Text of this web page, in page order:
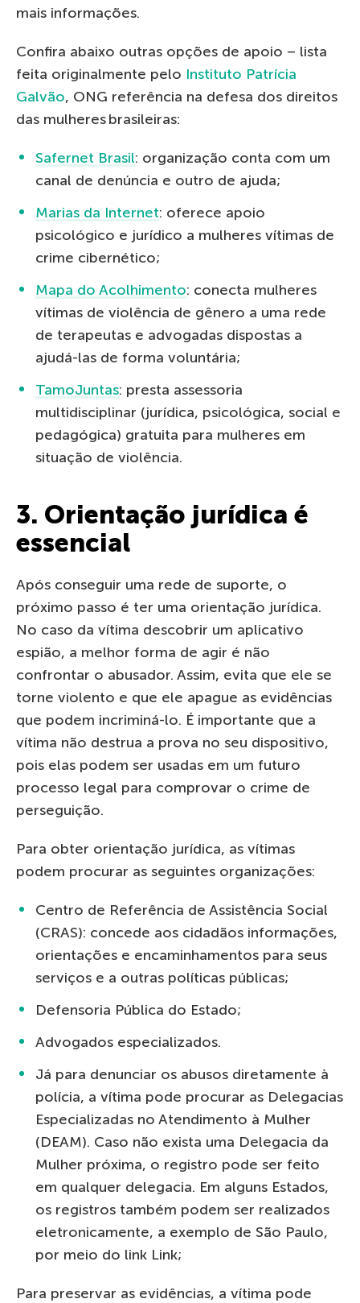
mais informações.
Confira abaixo outras opções de apoio – lista
feita originalmente pelo Instituto Patrícia
Galvão, ONG referência na defesa dos direitos
das mulheres brasileiras:
Safernet Brasil: organização conta com um
canal de denúncia e outro de ajuda;
Marias da Internet: oferece apoio
psicológico e jurídico a mulheres vítimas de
crime cibernético;
Mapa do Acolhimento: conecta mulheres
vítimas de violência de gênero a uma rede
de terapeutas e advogadas dispostas a
ajudá-las de forma voluntária;
TamoJuntas: presta assessoria
multidisciplinar (jurídica, psicológica, social e
pedagógica) gratuita para mulheres em
situação de violência.
3. Orientação jurídica é
essencial
Após conseguir uma rede de suporte, o
próximo passo é ter uma orientação jurídica.
No caso da vítima descobrir um aplicativo
espião, a melhor forma de agir é não
confrontar o abusador. Assim, evita que ele se
torne violento e que ele apague as evidências
que podem incriminá-lo. É importante que a
vítima não destrua a prova no seu dispositivo,
pois elas podem ser usadas em um futuro
processo legal para comprovar o crime de
perseguição.
Para obter orientação jurídica, as vítimas
podem procurar as seguintes organizações:
Centro de Referência de Assistência Social
(CRAS): concede aos cidadãos informações,
orientações e encaminhamentos para seus
serviços e a outras políticas públicas;
Defensoria Pública do Estado;
Advogados especializados.
Já para denunciar os abusos diretamente à
polícia, a vítima pode procurar as Delegacias
Especializadas no Atendimento à Mulher
(DEAM). Caso não exista uma Delegacia da
Mulher próxima, o registro pode ser feito
em qualquer delegacia. Em alguns Estados,
os registros também podem ser realizados
eletronicamente, a exemplo de São Paulo,
por meio do link Link;
Para preservar as evidências, a vítima pode